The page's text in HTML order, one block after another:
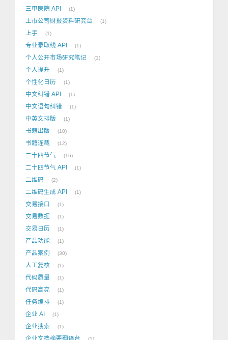
三甲医院 API 1
上市公司财报资料研究台 1
上手 1
专业录取线 API 1
个人公开市场研究笔记 1
个人提升 1
个性化日历 1
中文纠错 API 1
中文语句纠错 1
中英文排版 1
书籍出版 10
书籍连载 12
二十四节气 16
二十四节气 API 1
二维码 2
二维码生成 API 1
交易接口 1
交易数据 1
交易日历 1
产品功能 1
产品案例 30
人工复核 1
代码质量 1
代码高亮 1
任务编排 1
企业 AI 1
企业搜索 1
企业文档摘要翻译台 1